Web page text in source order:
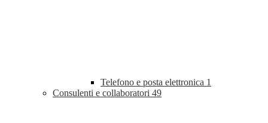
Telefono e posta elettronica 1
Consulenti e collaboratori 49